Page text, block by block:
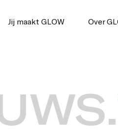
Jij maakt GLOW Over